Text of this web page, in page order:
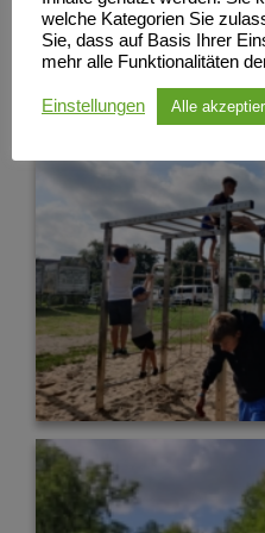
welche Kategorien Sie
Sie, dass auf Basis Ihrer
mehr alle Funktionalitäten
Einstellungen Alle